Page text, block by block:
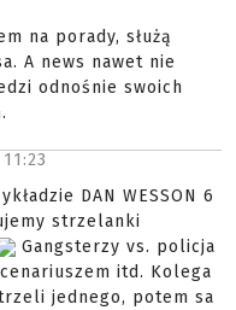
na porady, służą
A news nawet nie
odnośnie swoich
11:23
DAN WESSON 6
strzelanki
Gangsterzy vs. policja
itd. Kolega
jednego, potem sa